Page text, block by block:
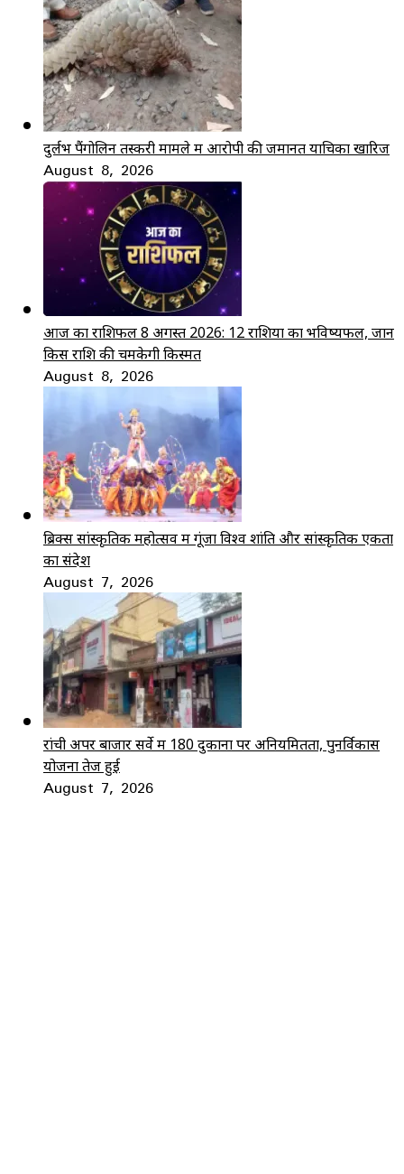
दुर्लभ पैंगोलिन तस्करी मामले में आरोपी की जमानत याचिका खारिज
August 8, 2026
आज का राशिफल 8 अगस्त 2026: 12 राशियों का भविष्यफल, जानें
किस राशि की चमकेगी किस्मत
August 8, 2026
ब्रिक्स सांस्कृतिक महोत्सव में गूंजा विश्व शांति और सांस्कृतिक एकता
का संदेश
August 7, 2026
रांची अपर बाजार सर्वे में 180 दुकानों पर अनियमितता, पुनर्विकास
योजना तेज हुई
August 7, 2026